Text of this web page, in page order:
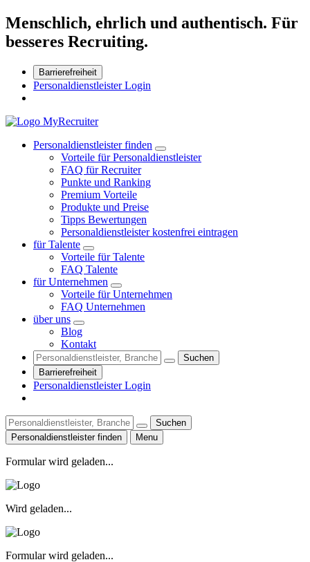
Menschlich, ehrlich und authentisch. Für
besseres Recruiting.
Barrierefreiheit
Personaldienstleister Login
Personaldienstleister finden
Vorteile für Personaldienstleister
FAQ für Recruiter
Punkte und Ranking
Premium Vorteile
Produkte und Preise
Tipps Bewertungen
Personaldienstleister kostenfrei eintragen
für Talente
Vorteile für Talente
FAQ Talente
für Unternehmen
Vorteile für Unternehmen
FAQ Unternehmen
über uns
Blog
Kontakt
Suchen
Barrierefreiheit
Personaldienstleister Login
Suchen
Personaldienstleister finden
Menu
Formular wird geladen...
Wird geladen...
Formular wird geladen...